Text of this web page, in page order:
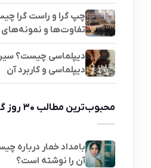
چپ گرا و راست گرا
تفاوت‌ها و
دیپلماسی چیست؟ سیر
دیپلماسی و کاربرد آن
محبوب‌ترین مطالب ۳۰ روز گذشته
بامداد خمار درباره
آن را نوشته است؟